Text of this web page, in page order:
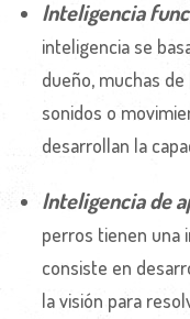
Inteligencia
inteligencia se
dueño, muchas
sonidos o
desarrollan la
Inteligencia de
perros tienen una
consiste en
la visión para